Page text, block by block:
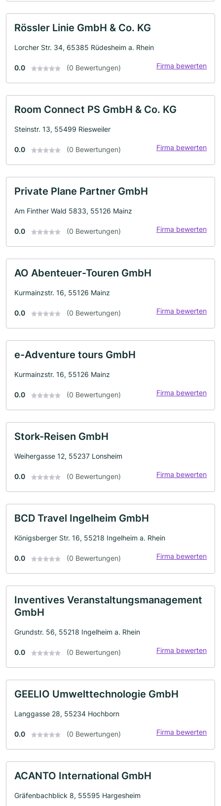
Rössler Linie GmbH & Co. KG
Lorcher Str. 34, 65385 Rüdesheim a. Rhein
0.0 (0 Bewertungen) Firma bewerten
Room Connect PS GmbH & Co. KG
Steinstr. 13, 55499 Riesweiler
0.0 (0 Bewertungen) Firma bewerten
Private Plane Partner GmbH
Am Finther Wald 5833, 55126 Mainz
0.0 (0 Bewertungen) Firma bewerten
AO Abenteuer-Touren GmbH
Kurmainzstr. 16, 55126 Mainz
0.0 (0 Bewertungen) Firma bewerten
e-Adventure tours GmbH
Kurmainzstr. 16, 55126 Mainz
0.0 (0 Bewertungen) Firma bewerten
Stork-Reisen GmbH
Weihergasse 12, 55237 Lonsheim
0.0 (0 Bewertungen) Firma bewerten
BCD Travel Ingelheim GmbH
Königsberger Str. 16, 55218 Ingelheim a. Rhein
0.0 (0 Bewertungen) Firma bewerten
Inventives Veranstaltungsmanagement
GmbH
Grundstr. 56, 55218 Ingelheim a. Rhein
0.0 (0 Bewertungen) Firma bewerten
GEELIO Umwelttechnologie GmbH
Langgasse 28, 55234 Hochborn
0.0 (0 Bewertungen) Firma bewerten
ACANTO International GmbH
Gräfenbachblick 8, 55595 Hargesheim